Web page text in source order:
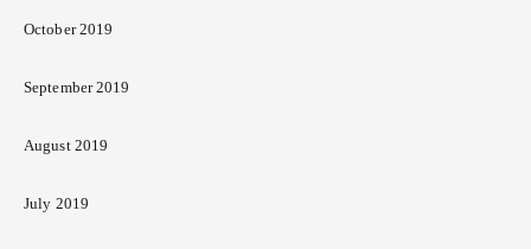
October 2019
September 2019
August 2019
July 2019